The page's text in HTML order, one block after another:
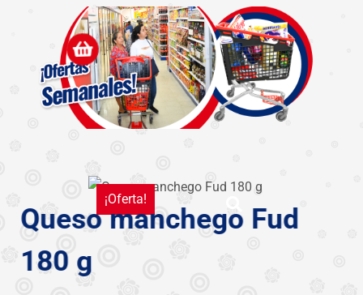
¡Oferta!
Queso manchego Fud
180 g